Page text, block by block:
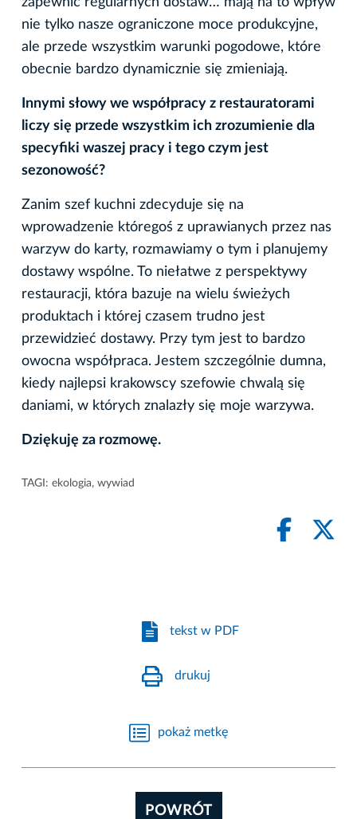
nie tylko nasze ograniczone moce produkcyjne,
ale przede wszystkim warunki pogodowe, które
obecnie bardzo dynamicznie się zmieniają.
Innymi słowy we współpracy z restauratorami
liczy się przede wszystkim ich zrozumienie dla
specyfiki waszej pracy i tego czym jest
sezonowość?
Zanim szef kuchni zdecyduje się na
wprowadzenie któregoś z uprawianych przez nas
warzyw do karty, rozmawiamy o tym i planujemy
dostawy wspólne. To niełatwe z perspektywy
restauracji, która bazuje na wielu świeżych
produktach i której czasem trudno jest
przewidzieć dostawy. Przy tym jest to bardzo
owocna współpraca. Jestem szczególnie dumna,
kiedy najlepsi krakowscy szefowie chwalą się
daniami, w których znalazły się moje warzywa.
Dziękuję za rozmowę.
TAGI: ekologia, wywiad
tekst w PDF
drukuj
pokaż metkę
POWRÓT